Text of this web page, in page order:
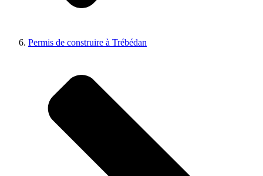
Permis de construire à Trébédan